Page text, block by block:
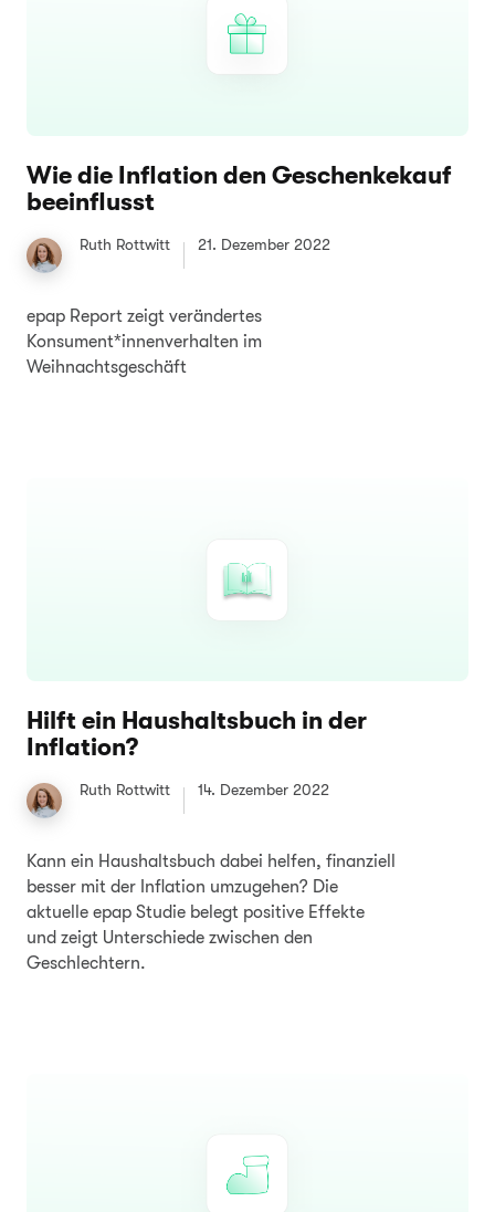
Wie die Inflation den Geschenkekauf
beeinflusst
Ruth Rottwitt 21. Dezember 2022
epap Report zeigt verändertes
Konsument*innenverhalten im
Weihnachtsgeschäft
Hilft ein Haushaltsbuch in der
Inflation?
Ruth Rottwitt 14. Dezember 2022
Kann ein Haushaltsbuch dabei helfen, finanziell
besser mit der Inflation umzugehen? Die
aktuelle epap Studie belegt positive Effekte
und zeigt Unterschiede zwischen den
Geschlechtern.